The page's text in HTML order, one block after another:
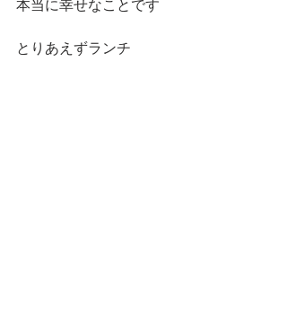
本当に幸せなことです
とりあえずランチ